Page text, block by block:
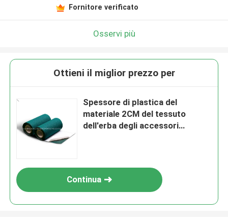
Fornitore verificato
Osservi più
Ottieni il miglior prezzo per
Spessore di plastica del
materiale 2CM del tessuto
dell'erba degli accessori
Continua